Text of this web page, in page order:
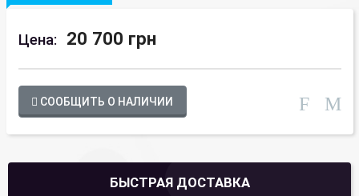
Цена: 20 700 грн
СООБЩИТЬ О НАЛИЧИИ
БЫСТРАЯ ДОСТАВКА